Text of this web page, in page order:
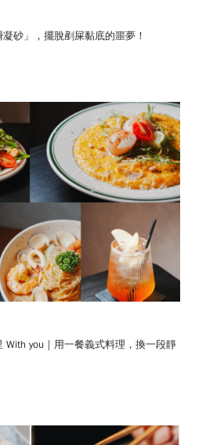
砂」，擺脫剷屎黏底的噩夢！
With you｜用一餐義式料理，換一段靜